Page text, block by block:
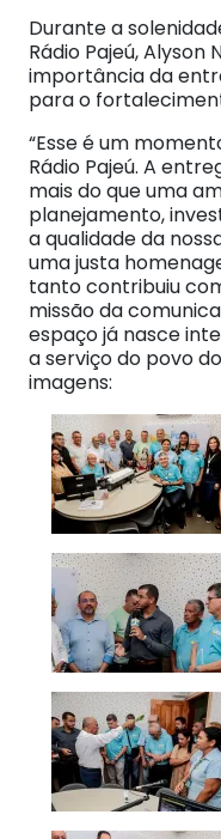
Durante a
Rádio Pajeú,
importância da
para o
“Esse é um
Rádio Pajeú. A
mais do que uma
planejamento,
a qualidade da
uma justa
tanto contribuiu
missão da
espaço já nasce
a serviço do povo
imagens: